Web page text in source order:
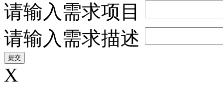
请输入需求项目
请输入需求描述
X